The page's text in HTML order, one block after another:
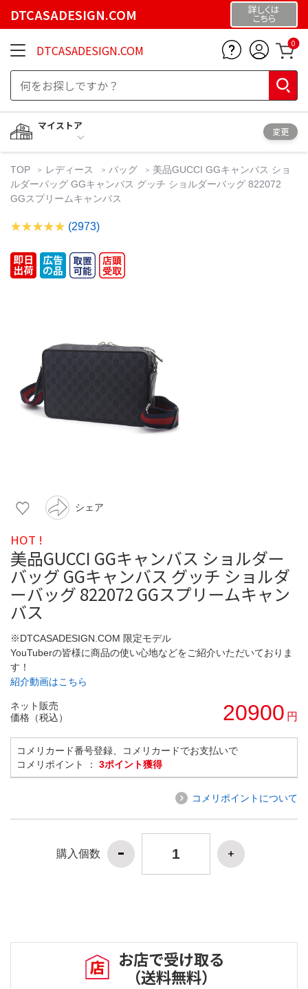
DTCASADESIGN.COM 詳しくは
こちら
DTCASADESIGN.COM 0
マイストア
変更
TOP レディース バッグ
美品GUCCI GGキャンバス ショ
ルダーバッグ GGキャンバス グッチ ショルダーバッグ 822072
GGスプリームキャンバス
(2973)
シェア
HOT !
美品GUCCI GGキャンバス ショルダー
バッグ GGキャンバス グッチ ショルダ
ーバッグ 822072 GGスプリームキャン
バス
※DTCASADESIGN.COM 限定モデル
YouTuberの皆様に商品の使い心地などをご紹介いただいておりま
す！
紹介動画はこちら
ネット販売
価格（税込）
20900 円
コメリカード番号登録、コメリカードでお支払いで
コメリポイント ： 3ポイント獲得
コメリポイントについて
購入個数
お店で受け取る
（送料無料）